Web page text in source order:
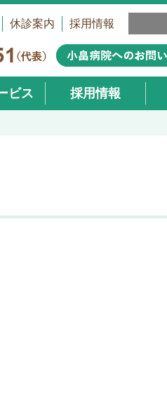
休診案内 採用情報
ビス 採用情報